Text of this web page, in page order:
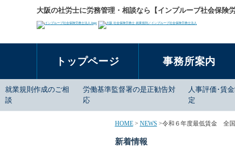
大阪の社労士に労務管理・相談なら【インプルーブ社会保険労
トップページ 事務所案内
就業規則作成のご相
談
労働基準監督署の是正勧告対
応
人事評価･賃
定
HOME> NEWS >令和６年度最低賃金 全
新着情報